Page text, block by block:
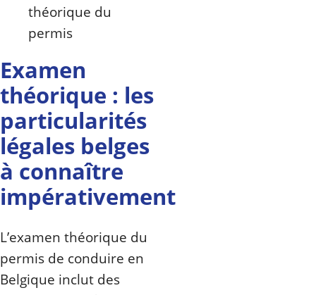
Examen
théorique : les
particularités
légales belges
à connaître
impérativement
L’examen théorique du
permis de conduire en
Belgique inclut des